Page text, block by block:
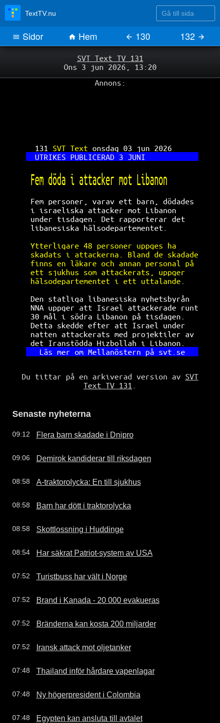
SVT Text TV 131
Ons 3 jun 2026, 13:20
Annons:
131 SVT Text onsdag 03 jun 2026
UTRIKES PUBLICERAD 3 JUNI
Fem döda i attacker mot Libanon
Fem personer, varav ett barn, dödades
i israeliska attacker mot Libanon
under tisdagen. Det rapporterar det
libanesiska hälsodepartementet.
Ytterligare 48 personer uppges ha
skadats i attackerna. Bland de skadade
finns en läkare och annan personal på
ett sjukhus som attackerats, uppger
hälsodepartementet i ett uttalande.
Den statliga libanesiska nyhetsbyrån
NNA uppger att Israel attackerade runt
30 mål i södra Libanon på tisdagen.
Detta skedde efter att Israel under
natten attackerats med projektiler av
det Iranstödda Hizbollah i Libanon.
Läs mer om Mellanöstern på svt.se
Du tittar på en arkiverad version av SVT
Text TV 131
Senaste nyheterna
09:12 Flera barn skadade i Dnipro
09:06 Demirok kandiderar till riksdagen
08:58 A-traktorolycka: En till sjukhus
08:58 Barn har dött i traktorolycka
08:58 Skottlossning i Huddinge
08:54 Har säkrat Patriot-system av USA
07:52 Turistbuss har vält i Norge
07:52 Brand i Kanada - 20 000 evakueras
07:52 Bränderna kan kosta 200 miljarder
07:52 Iransk attack mot oljetanker
07:48 Thailand inför hårdare vapenlagar
07:48 Ny högerpresident i Colombia
07:48 Egypten kan ansluta till avtalet
TextTV.nu Gå till sida
Sidor Hem 130 132